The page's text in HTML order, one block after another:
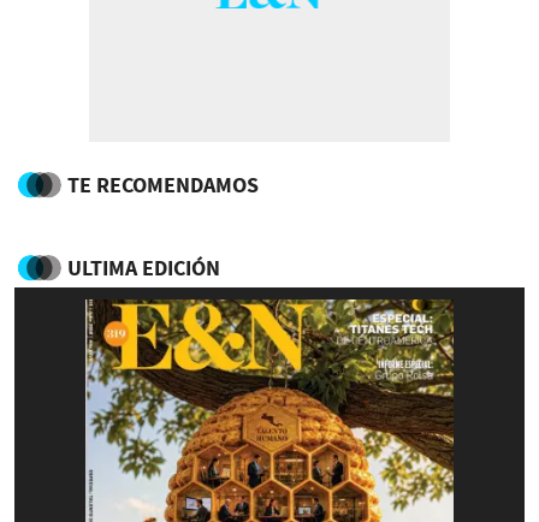
TE RECOMENDAMOS
ULTIMA EDICIÓN